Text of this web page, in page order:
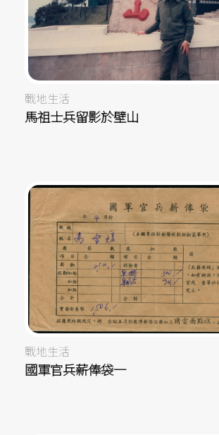
戰地生活
馬祖士兵留影於壁山
戰地生活
國軍官兵薪俸袋一